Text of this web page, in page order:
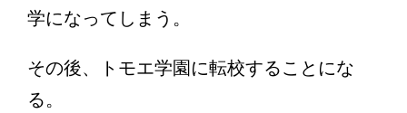
学になってしまう。
その後、トモエ学園に転校することにな
る。